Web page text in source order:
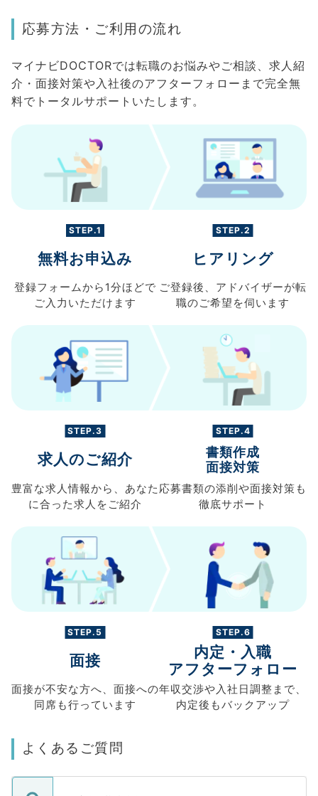
応募方法・ご利用の流れ
マイナビDOCTORでは転職のお悩みやご相談、求人紹
介・面接対策や入社後のアフターフォローまで完全無
料でトータルサポートいたします。
STEP.1
無料お申込み
登録フォームから 1分ほどで
ご入力 いただけます
STEP.2
ヒアリング
ご登録後、 アドバイザーが転
職のご希望を伺います
STEP.3
求人のご紹介
豊富な求人情報から、 あなた
に合った求人を ご紹介
STEP.4
書類作成
面接対策
応募書類の添削や面接対策も
徹底サポート
STEP.5
面接
面接が不安な方へ、 面接への
同席も行っています
STEP.6
内定・入職
アフターフォロー
年収交渉や入社日調整まで、
内定後もバックアップ
よくあるご質問